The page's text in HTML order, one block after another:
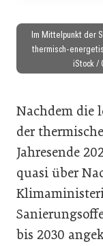
Im Mittelpunkt der
thermisch-
iStock /
Nachdem die
der
Jahresende
quasi über
bis 2030